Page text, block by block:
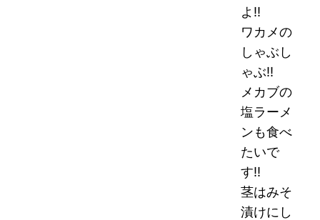
よ!!
ワカメの
しゃぶし
ゃぶ!!
メカブの
塩ラーメ
ンも食べ
たいで
す!!
茎はみそ
漬けにし